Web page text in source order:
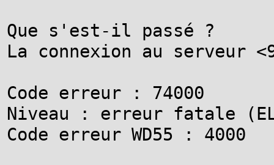
Que s'est-il passé ?
La connexion au serveur
Code erreur : 74000
Niveau : erreur fatale
Code erreur WD55 : 4000